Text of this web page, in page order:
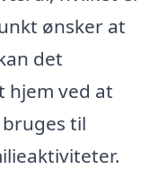
ønsker at
det
hjem ved at
til